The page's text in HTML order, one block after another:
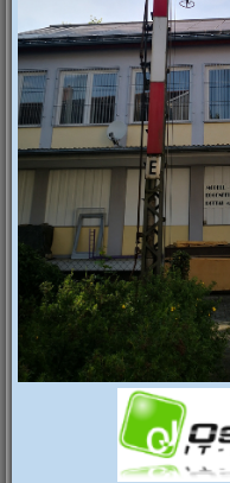
Besuch aus Shanghai
Die Besucher bestaunen die Clubanlage